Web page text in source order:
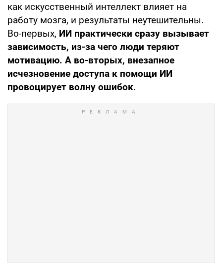
как искусственный интеллект влияет на
работу мозга, и результаты неутешительны.
Во-первых, ИИ практически сразу вызывает
зависимость, из-за чего люди теряют
мотивацию. А во-вторых, внезапное
исчезновение доступа к помощи ИИ
провоцирует волну ошибок.